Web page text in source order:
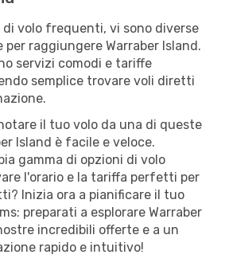
di volo frequenti, vi sono diverse
raggiungere Warraber Island.
servizi comodi e tariffe
semplice trovare voli diretti
il tuo volo da una di queste
Island è facile e veloce.
gamma di opzioni di volo
l'orario e la tariffa perfetti per
Inizia ora a pianificare il tuo
preparati a esplorare Warraber
incredibili offerte e a un
rapido e intuitivo!